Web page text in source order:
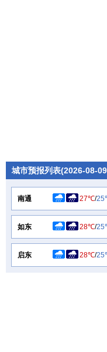
城市预报列表(2026-08-
南通 27℃/
如东 28℃/
启东 28℃/